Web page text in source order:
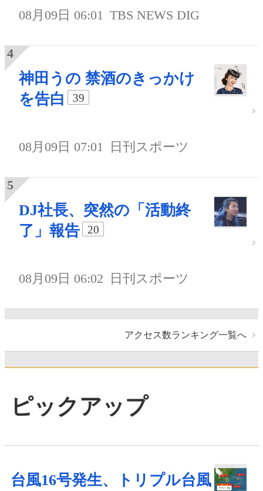
08月09日 06:01 TBS NEWS DIG
神田うの 禁酒のきっかけ
を告白
39
08月09日 07:01 日刊スポーツ
DJ社長、突然の「活動終
了」報告
20
08月09日 06:02 日刊スポーツ
アクセス数ランキング一覧へ
ピックアップ
台風16号発生、トリプル台風